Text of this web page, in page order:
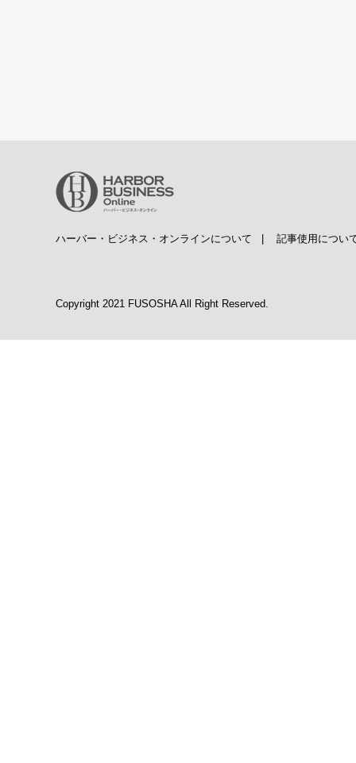
ハーバー・ビジネス・オンラインについて 記事使用につい
Copyright 2021 FUSOSHA All Right Reserved.